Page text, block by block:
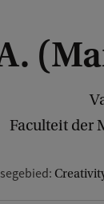
Faculteit der